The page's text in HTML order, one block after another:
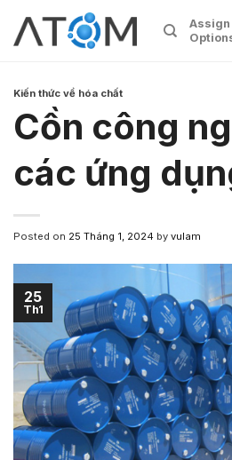
content
Assign
Kiến thức về hóa chất
Cồn công
các ứng
Posted on 25 Tháng 1, 2024 by vulam
25
Th1